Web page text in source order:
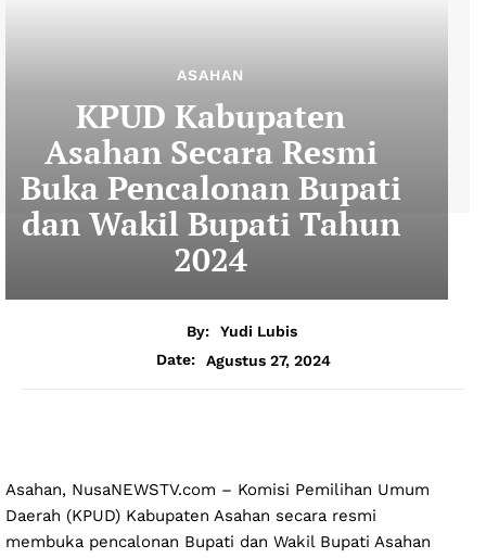
ASAHAN
KPUD Kabupaten
Asahan Secara Resmi
Buka Pencalonan Bupati
dan Wakil Bupati Tahun
2024
By:
Yudi Lubis
Date:
Agustus 27, 2024
Asahan, NusaNEWSTV.com – Komisi Pemilihan Umum
Daerah (KPUD) Kabupaten Asahan secara resmi
membuka pencalonan Bupati dan Wakil Bupati Asahan